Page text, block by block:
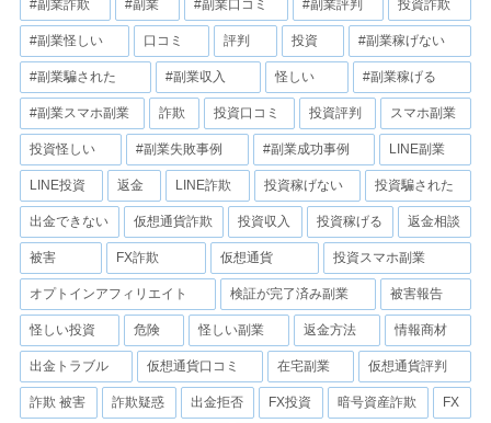
#副業詐欺 #副業 #副業口コミ #副業評判 投資詐欺
#副業怪しい 口コミ 評判 投資 #副業稼げない
#副業騙された #副業収入 怪しい #副業稼げる
#副業スマホ副業 詐欺 投資口コミ 投資評判 スマホ副業
投資怪しい #副業失敗事例 #副業成功事例 LINE副業
LINE投資 返金 LINE詐欺 投資稼げない 投資騙された
出金できない 仮想通貨詐欺 投資収入 投資稼げる 返金相談
被害 FX詐欺 仮想通貨 投資スマホ副業
オプトインアフィリエイト 検証が完了済み副業 被害報告
怪しい投資 危険 怪しい副業 返金方法 情報商材
出金トラブル 仮想通貨口コミ 在宅副業 仮想通貨評判
詐欺 被害 詐欺疑惑 出金拒否 FX投資 暗号資産詐欺 FX